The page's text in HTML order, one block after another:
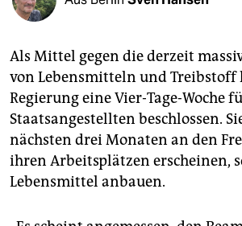
abo
genossenschaft
epaper login
Als Mittel gegen die derzeit
von Lebensmitteln und Treibstoff
Regierung eine Vier-Tage-Woche
Staatsangestellten beschlossen.
nächsten drei Monaten an den
ihren Arbeitsplätzen erscheinen,
Lebensmittel anbauen.